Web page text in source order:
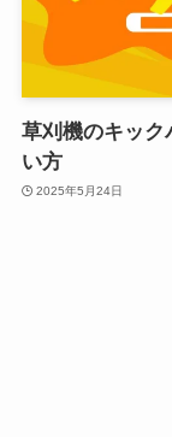
草刈機のキック
い方
2025年5月24日